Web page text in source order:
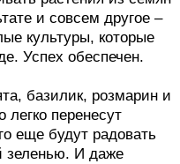
и совсем другое –
культуры, которые
Успех обеспечен.
базилик, розмарин и
легко перенесут
еще будут радовать
зеленью. И даже